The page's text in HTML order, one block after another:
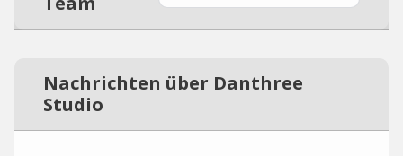
Nachrichten über Danthree
Studio